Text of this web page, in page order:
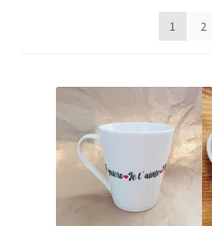
Panier
Politique de confidentialité
1
2